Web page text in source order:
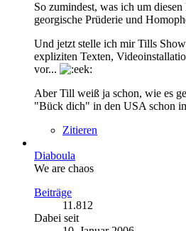
So zumindest, was ich um
georgische Prüderie und
Und jetzt stelle ich mir Tills
expliziten Texten,
vor...
Aber Till weiß ja schon, wie es
"Bück dich" in den USA schon
Zitieren
Diaboula
We are chaos
Beiträge
11.812
Dabei seit